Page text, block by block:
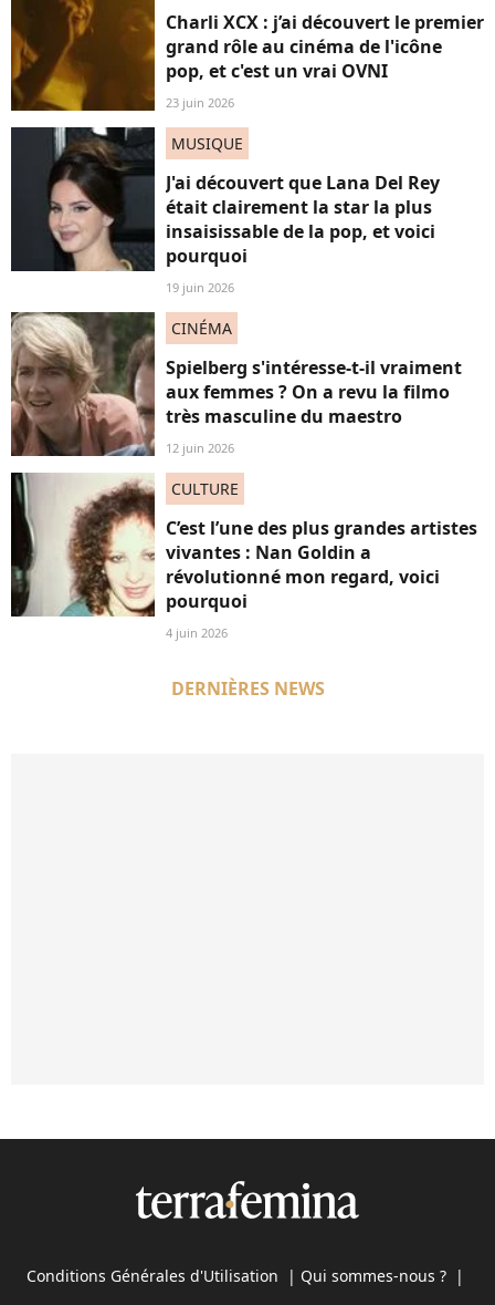
Charli XCX : j’ai découvert le premier
grand rôle au cinéma de l'icône
pop, et c'est un vrai OVNI
23 juin 2026
MUSIQUE
J'ai découvert que Lana Del Rey
était clairement la star la plus
insaisissable de la pop, et voici
pourquoi
19 juin 2026
CINÉMA
Spielberg s'intéresse-t-il vraiment
aux femmes ? On a revu la filmo
très masculine du maestro
12 juin 2026
CULTURE
C’est l’une des plus grandes artistes
vivantes : Nan Goldin a
révolutionné mon regard, voici
pourquoi
4 juin 2026
DERNIÈRES NEWS
Conditions Générales d'Utilisation | Qui sommes-nous ? |